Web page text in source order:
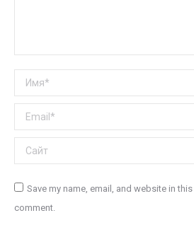
Имя *
Email *
Сайт
Save my name, email, and website in
comment.